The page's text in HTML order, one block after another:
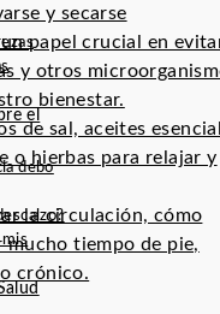
y secarse
papel crucial en
y otros
bienestar.
de sal, aceites
o hierbas para relajar y
la circulación, cómo
tiempo de pie,
crónico.
el
debo